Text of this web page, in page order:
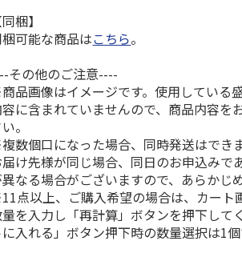
同梱】
可能な商品はこちら。
その他のご注意----
品画像はイメージです。使用している
に含まれていませんので、商品内容を
。
数個口になった場合、同時発送はでき
け先様が同じ場合、同日のお申込みで
なる場合がございますので、あらかじ
点以上、ご購入希望の場合は、カート
を入力し「再計算」ボタンを押下して
に入れる」ボタン押下時の数量選択は1個